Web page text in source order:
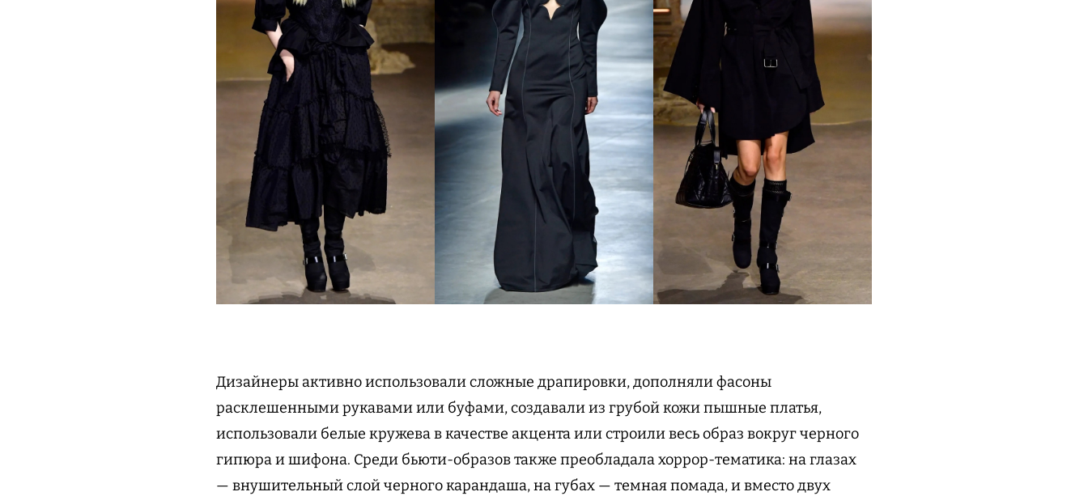
Дизайнеры активно использовали сложные драпировки, дополняли фасоны
расклешенными рукавами или буфами, создавали из грубой кожи пышные платья,
использовали белые кружева в качестве акцента или строили весь образ вокруг черного
гипюра и шифона. Среди бьюти-образов также преобладала хоррор-тематика: на глазах
— внушительный слой черного карандаша, на губах — темная помада, и вместо двух